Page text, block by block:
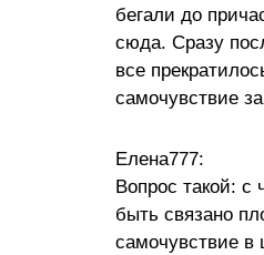
бегали до
сюда. Сразу
все
самочувствие
Елена777:
Вопрос такой: с
быть связано
самочувствие в